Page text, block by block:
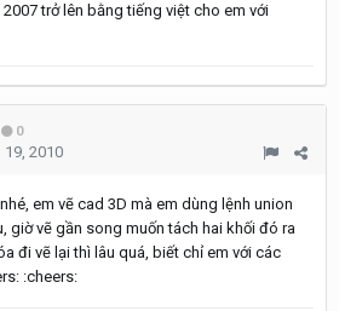
trở lên bằng tiếng việt cho em với
0
19, 2010
em vẽ cad 3D mà em dùng lệnh union
giờ vẽ gần song muốn tách hai khối đó ra
đi vẽ lại thì lâu quá, biết chỉ em với các
:cheers: